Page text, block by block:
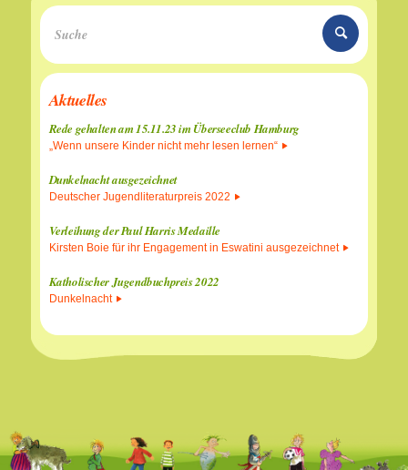
Aktuelles
Rede gehalten am 15.11.23 im Überseeclub Hamburg
„Wenn unsere Kinder nicht mehr lesen lernen“
Dunkelnacht ausgezeichnet
Deutscher Jugendliteraturpreis 2022
Verleihung der Paul Harris Medaille
Kirsten Boie für ihr Engagement in Eswatini ausgezeichnet
Katholischer Jugendbuchpreis 2022
Dunkelnacht